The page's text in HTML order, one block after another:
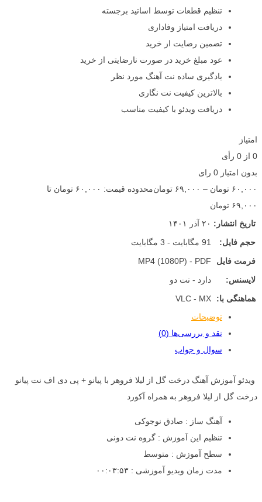
تنظیم قطعات توسط اساتید برجسته
دریافت امتیاز وفاداری
تضمین رضایت از خرید
عود مبلغ خرید در صورت نارضایتی از خرید
یادگیری ساده نت آهنگ مورد نظر
بالاترین کیفیت نت نگاری
دریافت ویدئو با کیفیت مناسب
امتیاز
0 از 0 رأی
بدون امتیاز 0 رای
۶۰,۰۰۰ تومان – ۶۹,۰۰۰ تومان
محدوده قیمت: ۶۰,۰۰۰ تومان تا
۶۹,۰۰۰ تومان
تاریخ انتشار: ۲۰ آذر ۱۴۰۱
حجم فایل:
91 مگابایت - 3 مگابایت
فرمت فایل
MP4 (1080P) - PDF
لایسنس:
دارد - نت دو
هماهنگی با:
VLC - MX
توضیحات
نقد و بررسی‌ها (0)
سوال و جواب
ویدئو آموزش آهنگ درخت گل از لیلا فروهر با پیانو + پی دی اف نت پیانو
درخت گل از لیلا فروهر به همراه آکورد
آهنگ ساز : صادق نوجوکی
تنظیم این آموزش : گروه نت دونی
سطح آموزش : متوسط
مدت زمان ویدیو آموزشی : ۰۰:۰۳:۵۳